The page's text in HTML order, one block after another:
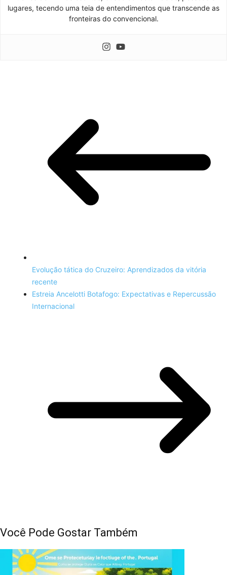
lugares, tecendo uma teia de entendimentos que transcende as
fronteiras do convencional.
Evolução tática do Cruzeiro: Aprendizados da vitória
recente
Estreia Ancelotti Botafogo: Expectativas e Repercussão
Internacional
Você Pode Gostar Também